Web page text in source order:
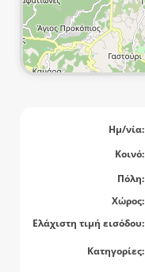
Ημ/νία:
Κοινό:
Πόλη:
Χώρος:
Ελάχιστη τιμή εισόδου:
Κατηγορίες: